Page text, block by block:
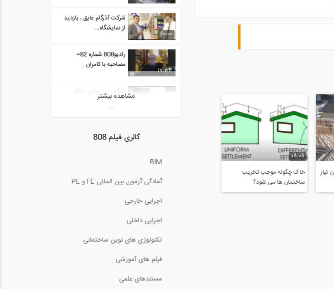
نیاز
08:08
خاک چگونه موجب تخریب
ساختمان ها می شود؟
60:00
شرکت آذرگام عایق ، بازدید
از نمایشگاه...
17:34
رادیو808 شماره 82=
مصاحبه با کامران...
شرکت بی ستون سازان
ایریک، بازدید از...
مصاحبه با کامران...
60:00
13:04
شرکت هبلکس آستان قدس
رضوی ، بازدید از...
مهندسان عمران-...
مشاهده بیشتر
گالری فیلم 808
BIM
آمادگی آزمون بین المللی FE و PE
اجرایی خارجی
اجرایی داخلی
تکنولوژی های نوین ساختمانی
فیلم های آموزشی
مستندهای علمی